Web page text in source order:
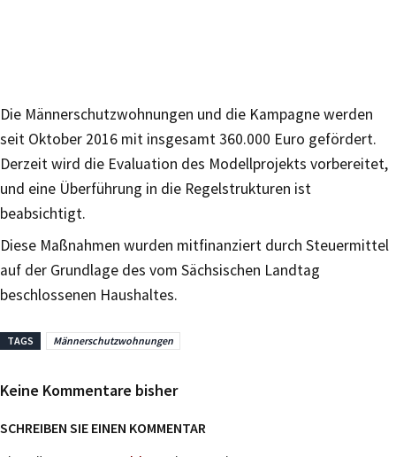
Die Männerschutzwohnungen und die Kampagne werden
seit Oktober 2016 mit insgesamt 360.000 Euro gefördert.
Derzeit wird die Evaluation des Modellprojekts vorbereitet,
und eine Überführung in die Regelstrukturen ist
beabsichtigt.
Diese Maßnahmen wurden mitfinanziert durch Steuermittel
auf der Grundlage des vom Sächsischen Landtag
beschlossenen Haushaltes.
TAGS Männerschutzwohnungen
Keine Kommentare bisher
SCHREIBEN SIE EINEN KOMMENTAR